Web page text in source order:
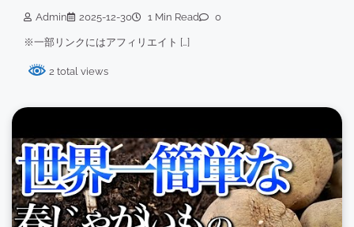
Admin 2025-12-30 1 Min Read 0
※一部リンクにはアフィリエイト […]
2 total views